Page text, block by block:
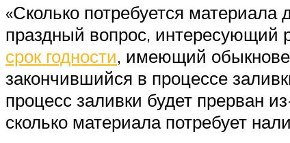
«Сколько потребуется
праздный вопрос, интересующий
срок годности, имеющий
закончившийся в процессе
процесс заливки будет прерван
сколько материала потребует